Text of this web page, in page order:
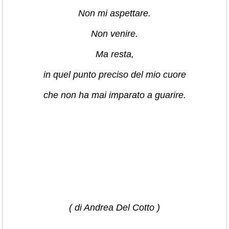
Non mi aspettare.
Non venire.
Ma resta,
in quel punto preciso del mio cuore
che non ha mai imparato a guarire.
( di Andrea Del Cotto )